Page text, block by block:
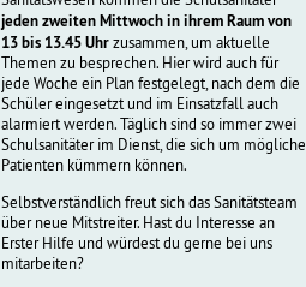
jeden zweiten Mittwoch in ihrem Raum von
13 bis 13.45 Uhrzusammen, um aktuelle
Themen zu besprechen. Hier wird auch für
jede Woche ein Plan festgelegt, nach dem die
Schüler eingesetzt und im Einsatzfall auch
alarmiert werden. Täglich sind so immer zwei
Schulsanitäter im Dienst, die sich um mögliche
Patienten kümmern können.
Selbstverständlich freut sich das Sanitätsteam
über neue Mitstreiter. Hast du Interesse an
Erster Hilfe und würdest du gerne bei uns
mitarbeiten?